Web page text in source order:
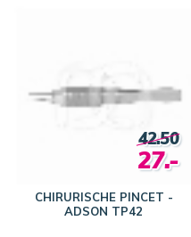
CHIRURISCHE PINCET -
ADSON TP42
42.50
27.-